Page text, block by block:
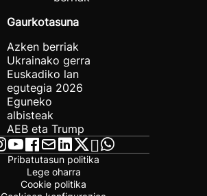
Gaurkotasuna
Azken berriak
Ukrainako gerra
Euskadiko lan
egutegia 2026
Eguneko
albisteak
AEB eta Trump
Pribatutasun politika
Lege oharra
Cookie politika